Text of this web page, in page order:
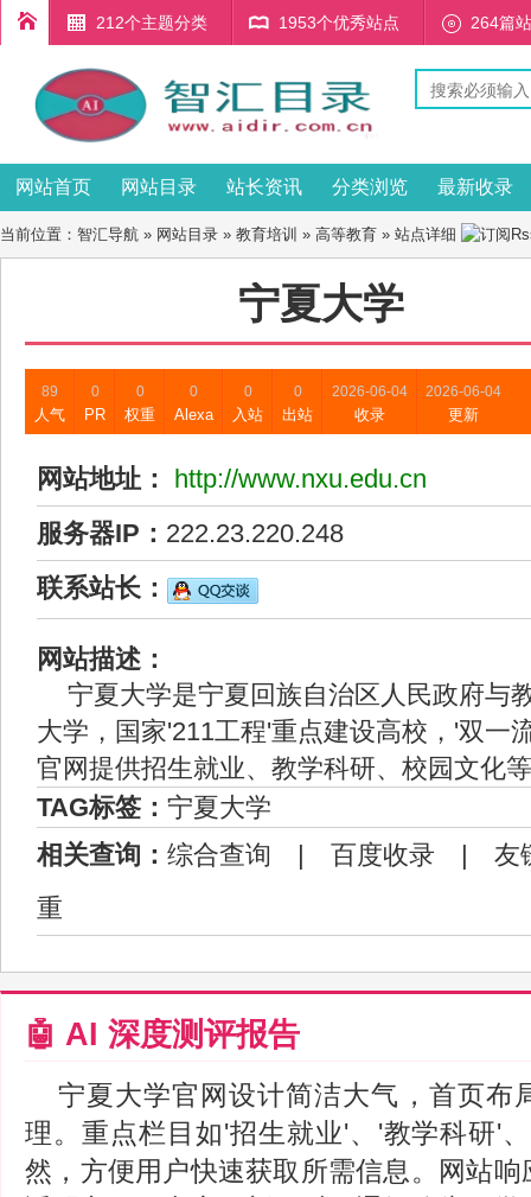
212个主题分类 1953个优秀站点 264篇
网站首页 网站目录 站长资讯 分类浏览 最新收录
当前位置： 智汇导航 » 网站目录 » 教育培训 » 高等教育 » 站点详细
宁夏大学
89
人气
0
PR
0
权重
0
Alexa
0
入站
0
出站
2026-06-04
收录
2026-06-04
更新
网站地址：
http://www.nxu.edu.cn
服务器IP： 222.23.220.248
联系站长：
网站描述：
宁夏大学是宁夏回族自治区人民政府与
大学，国家'211工程'重点建设高校，'双一
官网提供招生就业、教学科研、校园文化
TAG标签： 宁夏大学
相关查询： 综合查询 | 百度收录 | 友
重
🤖 AI 深度测评报告
宁夏大学官网设计简洁大气，首页布
理。重点栏目如'招生就业'、'教学科研'
然，方便用户快速获取所需信息。网站